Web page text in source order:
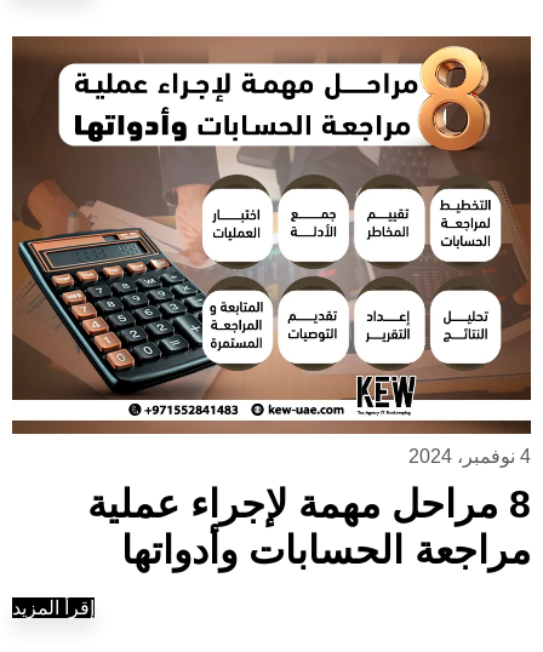
4 نوفمبر، 2024
8 مراحل مهمة لإجراء عملية
مراجعة الحسابات وأدواتها
إقرأ المزيد